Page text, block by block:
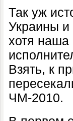
Так уж
Украины и
хотя наша
Взять, к
ЧМ-2010.